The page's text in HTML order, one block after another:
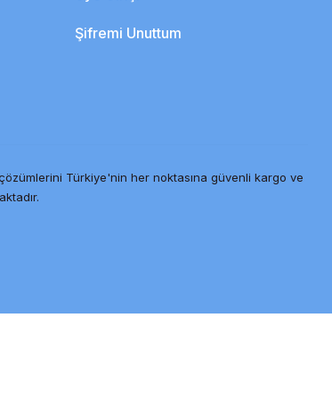
Şifremi Unuttum
Türkiye'nin her noktasına güvenli kargo ve